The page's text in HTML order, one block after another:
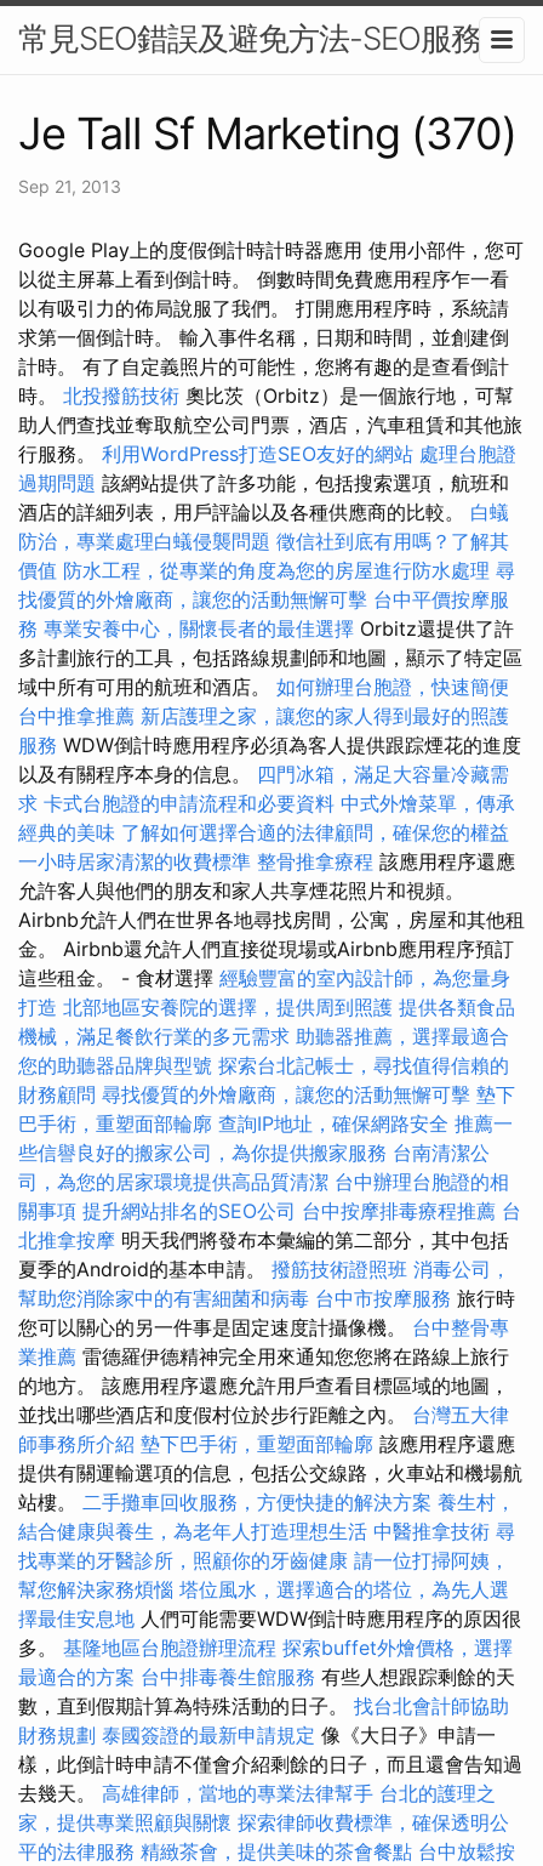
常見SEO錯誤及避免方法-SEO服務
Je Tall Sf Marketing (370)
Sep 21, 2013
Google Play上的度假倒計時計時器應用 使用小部件，您可
以從主屏幕上看到倒計時。 倒數時間免費應用程序乍一看
以有吸引力的佈局說服了我們。 打開應用程序時，系統請
求第一個倒計時。 輸入事件名稱，日期和時間，並創建倒
計時。 有了自定義照片的可能性，您將有趣的是查看倒計
時。 北投撥筋技術 奧比茨（Orbitz）是一個旅行地，可幫
助人們查找並奪取航空公司門票，酒店，汽車租賃和其他旅
行服務。 利用WordPress打造SEO友好的網站 處理台胞證
過期問題 該網站提供了許多功能，包括搜索選項，航班和
酒店的詳細列表，用戶評論以及各種供應商的比較。 白蟻
防治，專業處理白蟻侵襲問題 徵信社到底有用嗎？了解其
價值 防水工程，從專業的角度為您的房屋進行防水處理 尋
找優質的外燴廠商，讓您的活動無懈可擊 台中平價按摩服
務 專業安養中心，關懷長者的最佳選擇 Orbitz還提供了許
多計劃旅行的工具，包括路線規劃師和地圖，顯示了特定區
域中所有可用的航班和酒店。 如何辦理台胞證，快速簡便
台中推拿推薦 新店護理之家，讓您的家人得到最好的照護
服務 WDW倒計時應用程序必須為客人提供跟踪煙花的進度
以及有關程序本身的信息。 四門冰箱，滿足大容量冷藏需
求 卡式台胞證的申請流程和必要資料 中式外燴菜單，傳承
經典的美味 了解如何選擇合適的法律顧問，確保您的權益
一小時居家清潔的收費標準 整骨推拿療程 該應用程序還應
允許客人與他們的朋友和家人共享煙花照片和視頻。
Airbnb允許人們在世界各地尋找房間，公寓，房屋和其他租
金。 Airbnb還允許人們直接從現場或Airbnb應用程序預訂
這些租金。 - 食材選擇 經驗豐富的室內設計師，為您量身
打造 北部地區安養院的選擇，提供周到照護 提供各類食品
機械，滿足餐飲行業的多元需求 助聽器推薦，選擇最適合
您的助聽器品牌與型號 探索台北記帳士，尋找值得信賴的
財務顧問 尋找優質的外燴廠商，讓您的活動無懈可擊 墊下
巴手術，重塑面部輪廓 查詢IP地址，確保網路安全 推薦一
些信譽良好的搬家公司，為你提供搬家服務 台南清潔公
司，為您的居家環境提供高品質清潔 台中辦理台胞證的相
關事項 提升網站排名的SEO公司 台中按摩排毒療程推薦 台
北推拿按摩 明天我們將發布本彙編的第二部分，其中包括
夏季的Android的基本申請。 撥筋技術證照班 消毒公司，
幫助您消除家中的有害細菌和病毒 台中市按摩服務 旅行時
您可以關心的另一件事是固定速度計攝像機。 台中整骨專
業推薦 雷德羅伊德精神完全用來通知您您將在路線上旅行
的地方。 該應用程序還應允許用戶查看目標區域的地圖，
並找出哪些酒店和度假村位於步行距離之內。 台灣五大律
師事務所介紹 墊下巴手術，重塑面部輪廓 該應用程序還應
提供有關運輸選項的信息，包括公交線路，火車站和機場航
站樓。 二手攤車回收服務，方便快捷的解決方案 養生村，
結合健康與養生，為老年人打造理想生活 中醫推拿技術 尋
找專業的牙醫診所，照顧你的牙齒健康 請一位打掃阿姨，
幫您解決家務煩惱 塔位風水，選擇適合的塔位，為先人選
擇最佳安息地 人們可能需要WDW倒計時應用程序的原因很
多。 基隆地區台胞證辦理流程 探索buffet外燴價格，選擇
最適合的方案 台中排毒養生館服務 有些人想跟踪剩餘的天
數，直到假期計算為特殊活動的日子。 找台北會計師協助
財務規劃 泰國簽證的最新申請規定 像《大日子》申請一
樣，此倒計時申請不僅會介紹剩餘的日子，而且還會告知過
去幾天。 高雄律師，當地的專業法律幫手 台北的護理之
家，提供專業照顧與關懷 探索律師收費標準，確保透明公
平的法律服務 精緻茶會，提供美味的茶會餐點 台中放鬆按